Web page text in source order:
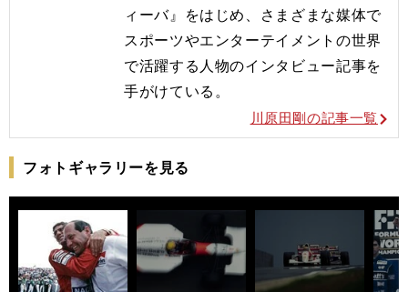
ィーバ』をはじめ、さまざまな媒体で
スポーツやエンターテイメントの世界
で活躍する人物のインタビュー記事を
手がけている。
川原田剛の記事一覧
フォトギャラリーを見る